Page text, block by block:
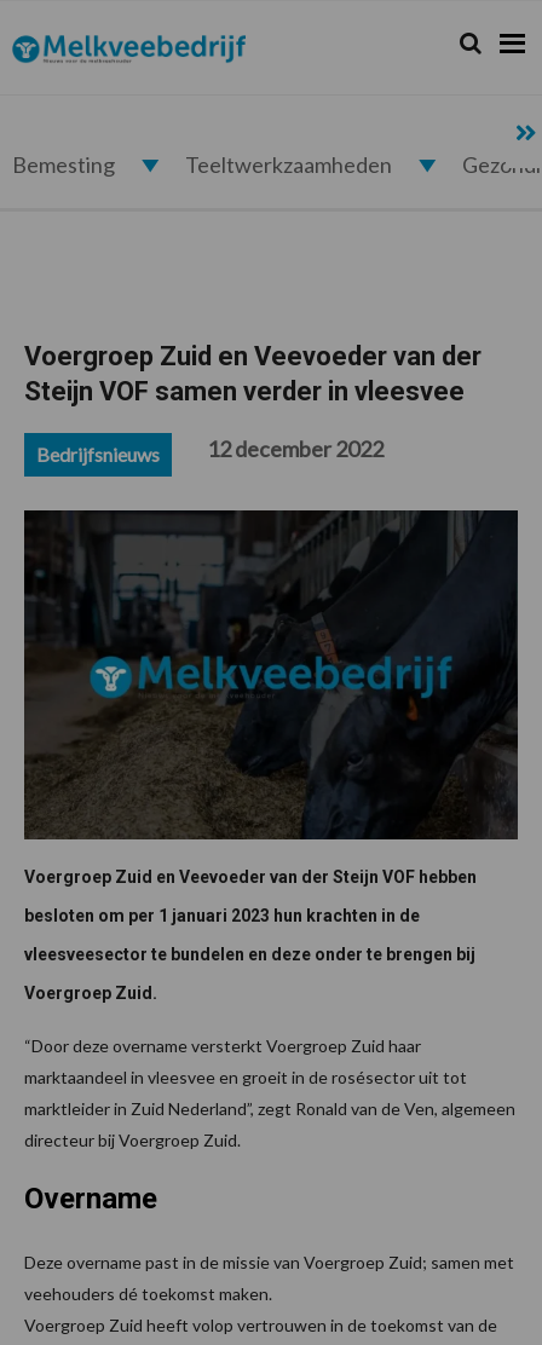
de
hoofdnavigatie
de
hoofd
de
eerste
de
voettekst
Melkveebedrijf.nl Zoeken...
Zoek
Bemesting Teeltwerkzaamheden
Voergroep Zuid en Veevoeder van der
Steijn VOF samen verder in vleesvee
Bedrijfsnieuws 12 december 2022
Voergroep Zuid en Veevoeder van der Steijn VOF hebben
besloten om per 1 januari 2023 hun krachten in de
vleesveesector te bundelen en deze onder te brengen bij
Voergroep Zuid.
“Door deze overname versterkt Voergroep Zuid haar
marktaandeel in vleesvee en groeit in de rosésector uit tot
marktleider in Zuid Nederland”, zegt Ronald van de Ven, algemeen
directeur bij Voergroep Zuid.
Overname
Deze overname past in de missie van Voergroep Zuid; samen met
veehouders dé toekomst maken.
Voergroep Zuid heeft volop vertrouwen in de toekomst van de